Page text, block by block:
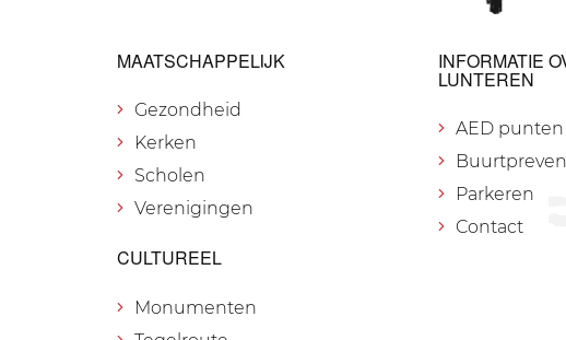
MAATSCHAPPELIJK
Gezondheid
Kerken
Scholen
Verenigingen
CULTUREEL
Monumenten
INFORMATIE
LUNTEREN
AED punten
Parkeren
Contact